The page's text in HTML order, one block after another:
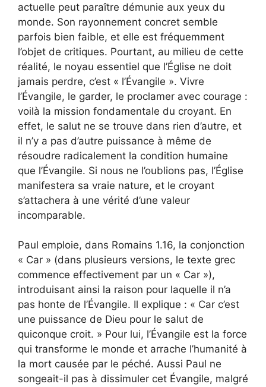
actuelle peut paraître démunie aux yeux du
monde. Son rayonnement concret semble
parfois bien faible, et elle est fréquemment
l’objet de critiques. Pourtant, au milieu de cette
réalité, le noyau essentiel que l’Église ne doit
jamais perdre, c’est « l’Évangile ». Vivre
l’Évangile, le garder, le proclamer avec courage :
voilà la mission fondamentale du croyant. En
effet, le salut ne se trouve dans rien d’autre, et
il n’y a pas d’autre puissance à même de
résoudre radicalement la condition humaine
que l’Évangile. Si nous ne l’oublions pas, l’Église
manifestera sa vraie nature, et le croyant
s’attachera à une vérité d’une valeur
incomparable.
Paul emploie, dans Romains 1.16, la conjonction
« Car » (dans plusieurs versions, le texte grec
commence effectivement par un « Car »),
introduisant ainsi la raison pour laquelle il n’a
pas honte de l’Évangile. Il explique : « Car c’est
une puissance de Dieu pour le salut de
quiconque croit. » Pour lui, l’Évangile est la force
qui transforme le monde et arrache l’humanité à
la mort causée par le péché. Aussi Paul ne
songeait-il pas à dissimuler cet Évangile, malgré